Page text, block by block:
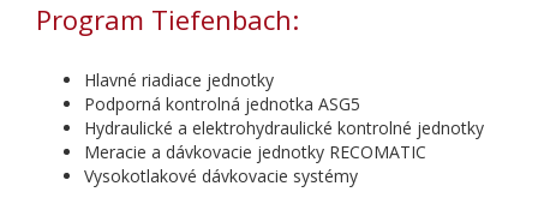
Program Tiefenbach:
Hlavné riadiace jednotky
Podporná kontrolná jednotka ASG5
Hydraulické a elektrohydraulické kontrolné jednotky
Meracie a dávkovacie jednotky RECOMATIC
Vysokotlakové dávkovacie systémy